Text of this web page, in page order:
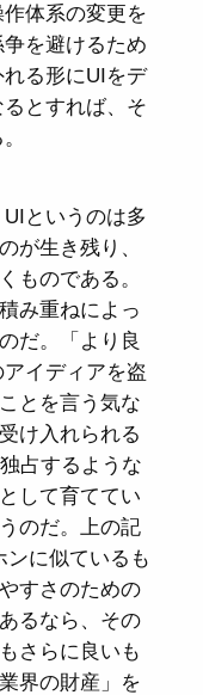
体系の変更を
を避けるため
る形にUIをデ
とすれば、そ
というのは多
が生き残り、
ものである。
み重ねによっ
だ。「より良
イディアを盗
とを言う気な
け入れられる
占するような
して育ててい
のだ。上の記
ンに似ているも
すさのための
るなら、その
さらに良いも
界の財産」を